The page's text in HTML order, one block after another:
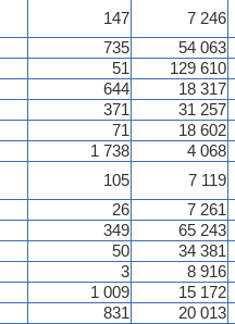
147 7 246
735 54 063
51 129 610
644 18 317
371 31 257
71 18 602
1 738 4 068
105 7 119
26 7 261
349 65 243
50 34 381
3 8 916
1 009 15 172
831 20 013